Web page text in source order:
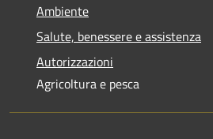
Ambiente
Salute, benessere e assistenza
Autorizzazioni
Agricoltura e pesca